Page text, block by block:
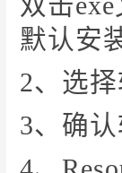
默认安
2、选
3、确